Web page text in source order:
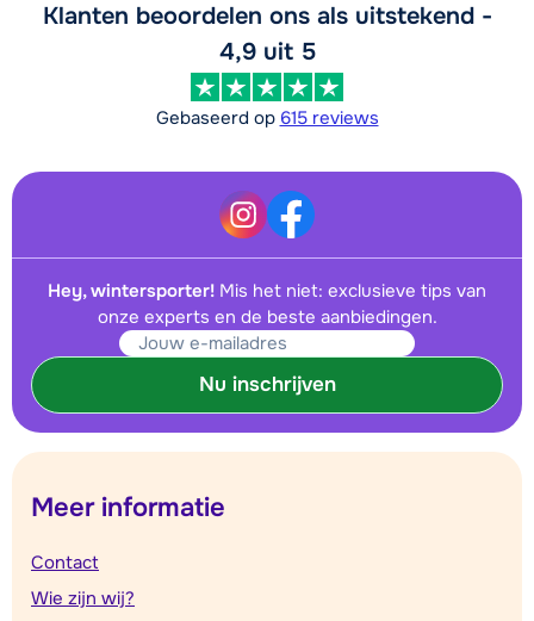
Klanten beoordelen ons als uitstekend -
4,9 uit 5
Gebaseerd op 615 reviews
Hey, wintersporter! Mis het niet: exclusieve tips van
onze experts en de beste aanbiedingen.
Nu inschrijven
Meer informatie
Contact
Wie zijn wij?